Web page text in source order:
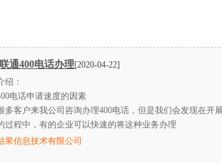
通400电话办理[2020-04-22]
绍：
电话申请速度的因素
多客户来我公司咨询办理400电话，但是我们会发现在开
过程中，有的企业可以快速的将这种业务办理
果信息技术有限公司